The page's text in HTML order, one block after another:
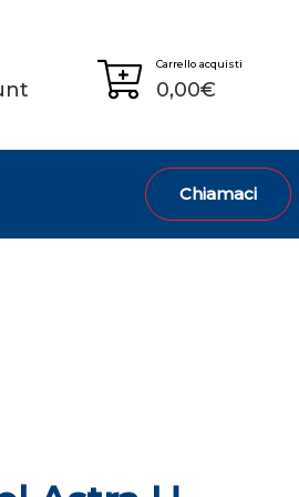
Carrello acquisti
0,00€
Chiamaci